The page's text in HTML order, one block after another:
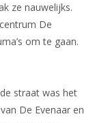
ze nauwelijks.
De
om te gaan.
straat was het
De Evenaar en